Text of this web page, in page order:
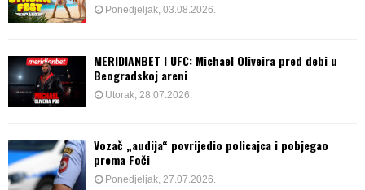
Ponedjeljak, 03.08.2026.
MERIDIANBET I UFC: Michael Oliveira pred debi u
Beogradskoj areni
Utorak, 28.07.2026.
Vozač „audija“ povrijedio policajca i pobjegao
prema Foči
Ponedjeljak, 27.07.2026.